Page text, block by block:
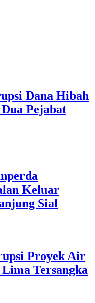
Dana Hibah
Pejabat
Keluar
Sial
Proyek Air
Tersangka